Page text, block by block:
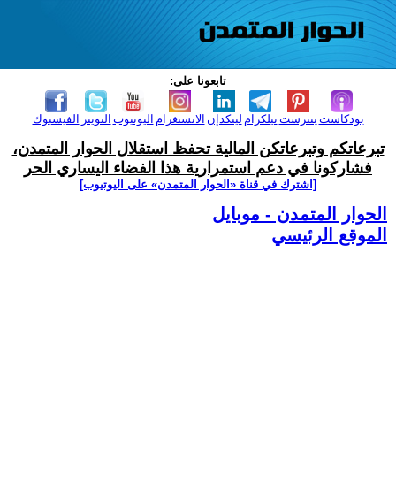
تابعونا على:
الفيسبوك التويتر اليوتيوب الانستغرام لينكدإن تيلكرامبنترست بودكاست
تبرعاتكم وتبرعاتكن المالية تحفظ استقلال الحوار المتمدن،
فشاركونا في دعم استمرارية هذا الفضاء اليساري الحر
[اشترك في قناة ‫«الحوار المتمدن» على اليوتيوب]
الحوار المتمدن - موبايل
الموقع الرئيسي